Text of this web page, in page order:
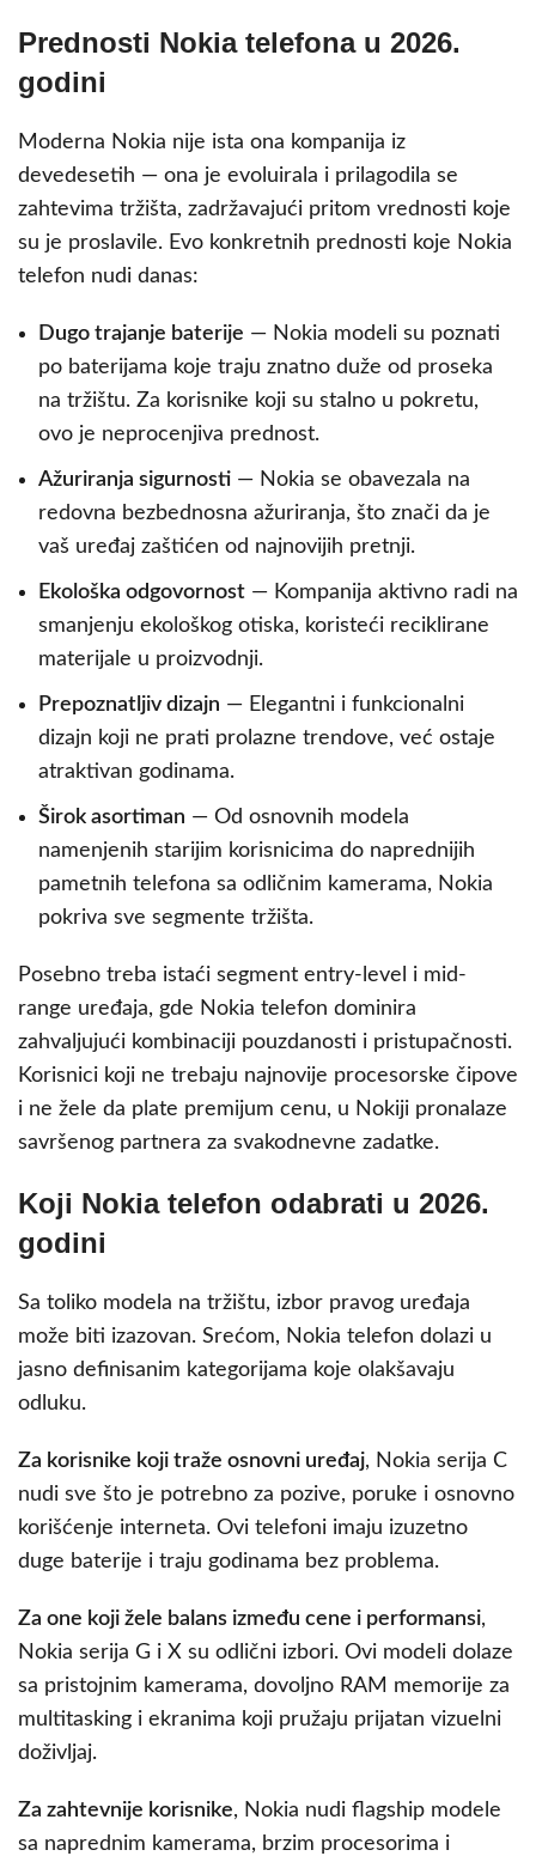
Prednosti Nokia telefona u 2026.
godini
Moderna Nokia nije ista ona kompanija iz
devedesetih — ona je evoluirala i prilagodila se
zahtevima tržišta, zadržavajući pritom vrednosti koje
su je proslavile. Evo konkretnih prednosti koje Nokia
telefon nudi danas:
Dugo trajanje baterije — Nokia modeli su poznati
po baterijama koje traju znatno duže od proseka
na tržištu. Za korisnike koji su stalno u pokretu,
ovo je neprocenjiva prednost.
Ažuriranja sigurnosti — Nokia se obavezala na
redovna bezbednosna ažuriranja, što znači da je
vaš uređaj zaštićen od najnovijih pretnji.
Ekološka odgovornost — Kompanija aktivno radi na
smanjenju ekološkog otiska, koristeći reciklirane
materijale u proizvodnji.
Prepoznatljiv dizajn — Elegantni i funkcionalni
dizajn koji ne prati prolazne trendove, već ostaje
atraktivan godinama.
Širok asortiman — Od osnovnih modela
namenjenih starijim korisnicima do naprednijih
pametnih telefona sa odličnim kamerama, Nokia
pokriva sve segmente tržišta.
Posebno treba istaći segment entry-level i mid-
range uređaja, gde Nokia telefon dominira
zahvaljujući kombinaciji pouzdanosti i pristupačnosti.
Korisnici koji ne trebaju najnovije procesorske čipove
i ne žele da plate premijum cenu, u Nokiji pronalaze
savršenog partnera za svakodnevne zadatke.
Koji Nokia telefon odabrati u 2026.
godini
Sa toliko modela na tržištu, izbor pravog uređaja
može biti izazovan. Srećom, Nokia telefon dolazi u
jasno definisanim kategorijama koje olakšavaju
odluku.
Za korisnike koji traže osnovni uređaj, Nokia serija C
nudi sve što je potrebno za pozive, poruke i osnovno
korišćenje interneta. Ovi telefoni imaju izuzetno
duge baterije i traju godinama bez problema.
Za one koji žele balans između cene i performansi,
Nokia serija G i X su odlični izbori. Ovi modeli dolaze
sa pristojnim kamerama, dovoljno RAM memorije za
multitasking i ekranima koji pružaju prijatan vizuelni
doživljaj.
Za zahtevnije korisnike, Nokia nudi flagship modele
sa naprednim kamerama, brzim procesorima i